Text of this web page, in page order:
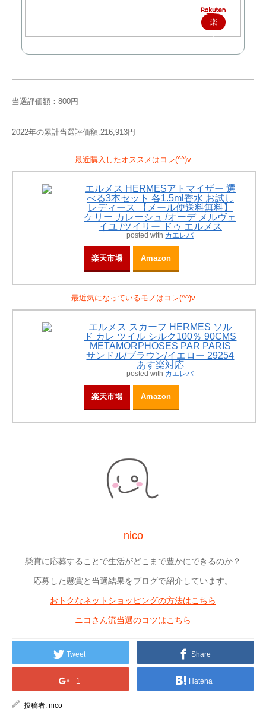
楽
天
で
当選評価額：800円
2022年の累計当選評価額:216,913円
最近購入したオススメはコレ(^^)v
エルメス HERMESアトマイザー 選
べる3本セット 各1.5ml香水 お試し
レディース 【メール便送料無料】
ケリー カレーシュ /オーデ メルヴェ
イユ /ツイリー ドゥ エルメス
posted with カエレバ
楽天市場 Amazon
最近気になっているモノはコレ(^^)v
エルメス スカーフ HERMES ソル
ド カレ ツイル シルク100％ 90CMS
METAMORPHOSES PAR PARIS
サンドル/ブラウン/イエロー 29254
あす楽対応
posted with カエレバ
楽天市場 Amazon
nico
懸賞に応募することで生活がどこまで豊かにできるのか？
応募した懸賞と当選結果をブログで紹介しています。
おトクなネットショッピングの方法はこちら
ニコさん流当選のコツはこちら
Tweet Share
+1 Hatena
投稿者: nico